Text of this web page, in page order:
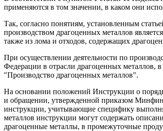
применяются в том значении, в каком они
Так, согласно понятиям, установленным
производством драгоценных металлов
также из лома и отходов, содержащих
При осуществлении деятельности по
Федерации в отрасли драгоценных металлов,
"Производство драгоценных металлов".
На основании положений Инструкции о
и обращении, утвержденной приказом
инструкции, учитывающие специфику
металлов инструкции могут содержать
драгоценные металлы, в промежуточные